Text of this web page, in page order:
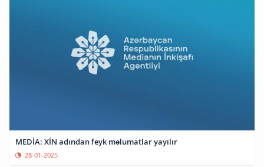
MEDİA: XİN adından feyk məlumatlar yayılır
28-01-2025